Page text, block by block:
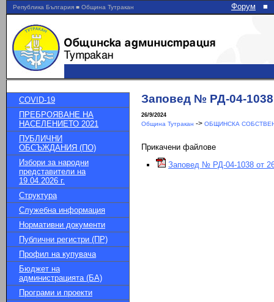
Република България ■ Община Тутракан Форум ■
COVID-19
ПРЕБРОЯВАНЕ НА
НАСЕЛЕНИЕТО 2021
ПУБЛИЧНИ
ОБСЪЖДАНИЯ (ПО)
Избори за народни
представители на
19.04.2026 г.
Структура
Служебна информация
Нормативни документи
Публични регистри (ПР)
Профил на купувача
Бюджет на
администрацията (БА)
Програми и проекти
Заповед № РД-04-1038
26/9/2024
Община Тутракан -> ОБЩИНСКА
Прикачени файлове
Заповед № РД-04-1038 от